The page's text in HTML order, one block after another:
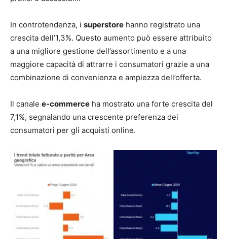
In controtendenza, i superstore hanno registrato una
crescita dell’1,3%. Questo aumento può essere attribuito
a una migliore gestione dell’assortimento e a una
maggiore capacità di attrarre i consumatori grazie a una
combinazione di convenienza e ampiezza dell’offerta.
Il canale e-commerce ha mostrato una forte crescita del
7,1%, segnalando una crescente preferenza dei
consumatori per gli acquisti online.